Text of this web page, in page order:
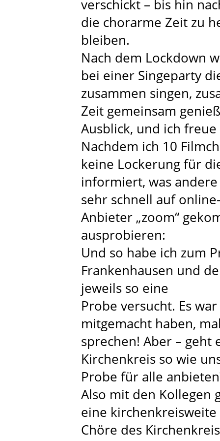
verschickt – bis hin
die chorarme Zeit zu
bleiben.
Nach dem Lockdown
bei einer Singeparty
zusammen singen,
Zeit gemeinsam
Ausblick, und ich
Nachdem ich 10
keine Lockerung für
informiert, was
sehr schnell auf
Anbieter „zoom“
ausprobieren:
Und so habe ich zum
Frankenhausen und
jeweils so eine
Probe versucht. Es
mitgemacht haben,
sprechen! Aber – geht
Kirchenkreis so wie
Probe für alle
Also mit den Kollegen
eine
Chöre des